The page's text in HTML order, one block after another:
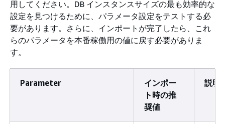
用してください。DB インスタンスサイズの最も効率的な
設定を見つけるために、パラメータ設定をテストする必
要があります。さらに、インポートが完了したら、これ
らのパラメータを本番稼働用の値に戻す必要がありま
す。
Parameter
インポー
ト時の推
奨値
説明